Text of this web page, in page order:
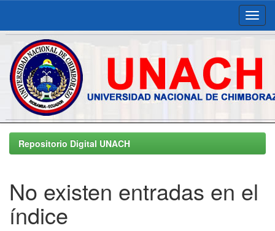
Skip
navigationRepositorio Digital UNACH
No existen entradas en el
índice